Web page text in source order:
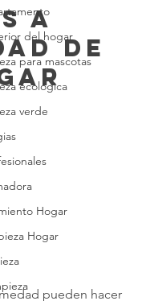
del hogar
para mascotas
ecológica
verde
Hogar
Hogar
a
de
pueden hacer